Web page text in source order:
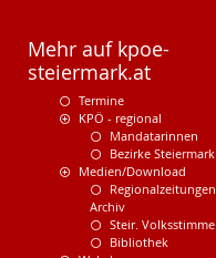
Mehr auf kpoe-
steiermark.at
Termine
KPÖ - regional
Mandatarinnen
Bezirke Steiermark
Medien/Download
Regionalzeitungen
Archiv
Steir. Volksstimme
Bibliothek